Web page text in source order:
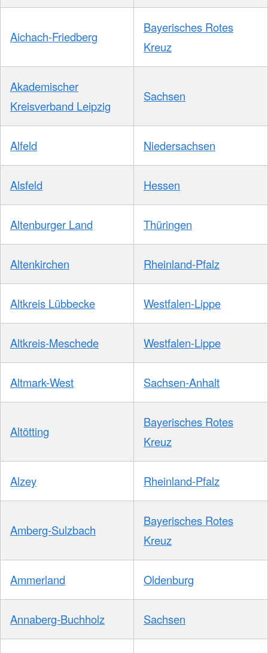
Aichach-Friedberg
Bayerisches Rotes
Kreuz
Akademischer
Kreisverband Leipzig
Sachsen
Alfeld Niedersachsen
Alsfeld Hessen
Altenburger Land Thüringen
Altenkirchen Rheinland-Pfalz
Altkreis Lübbecke Westfalen-Lippe
Altkreis-Meschede Westfalen-Lippe
Altmark-West Sachsen-Anhalt
Altötting
Bayerisches Rotes
Kreuz
Alzey Rheinland-Pfalz
Amberg-Sulzbach
Bayerisches Rotes
Kreuz
Ammerland Oldenburg
Annaberg-Buchholz Sachsen